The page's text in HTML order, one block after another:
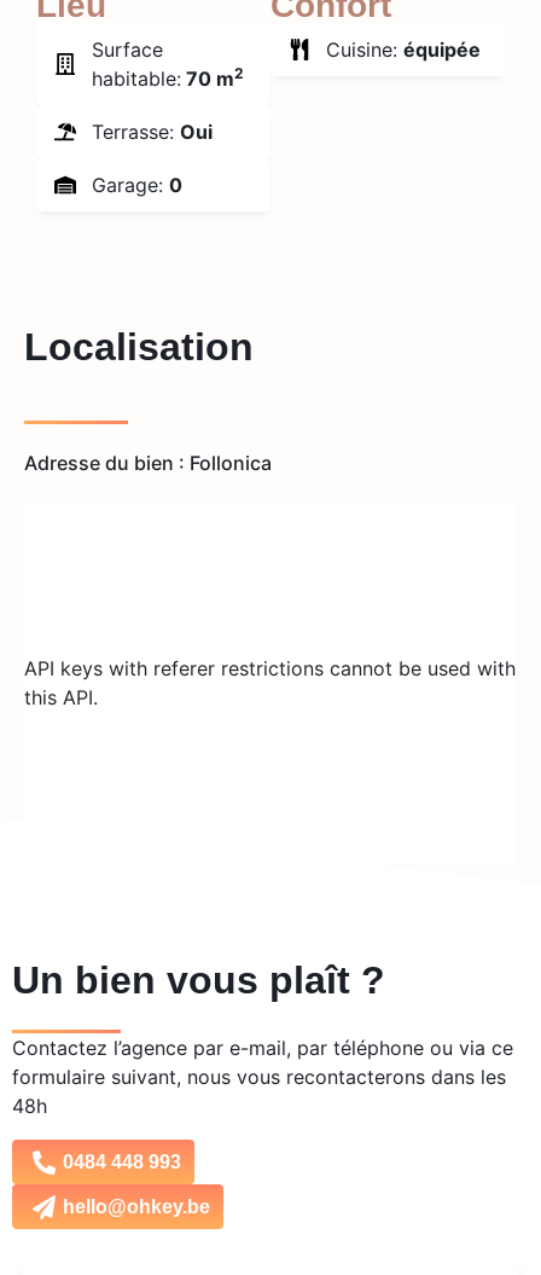
Surface
habitable: 70 m2
Terrasse: Oui
Garage: 0
Cuisine: équipée
Localisation
Adresse du bien : Follonica
API keys with referer restrictions cannot be used with
this API.
Un bien vous plaît ?
Contactez l’agence par e-mail, par téléphone ou via ce
formulaire suivant, nous vous recontacterons dans les
48h
0484 448 993
hello@ohkey.be